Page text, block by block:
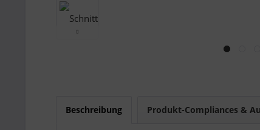
Beschreibung Produkt-Compliances &